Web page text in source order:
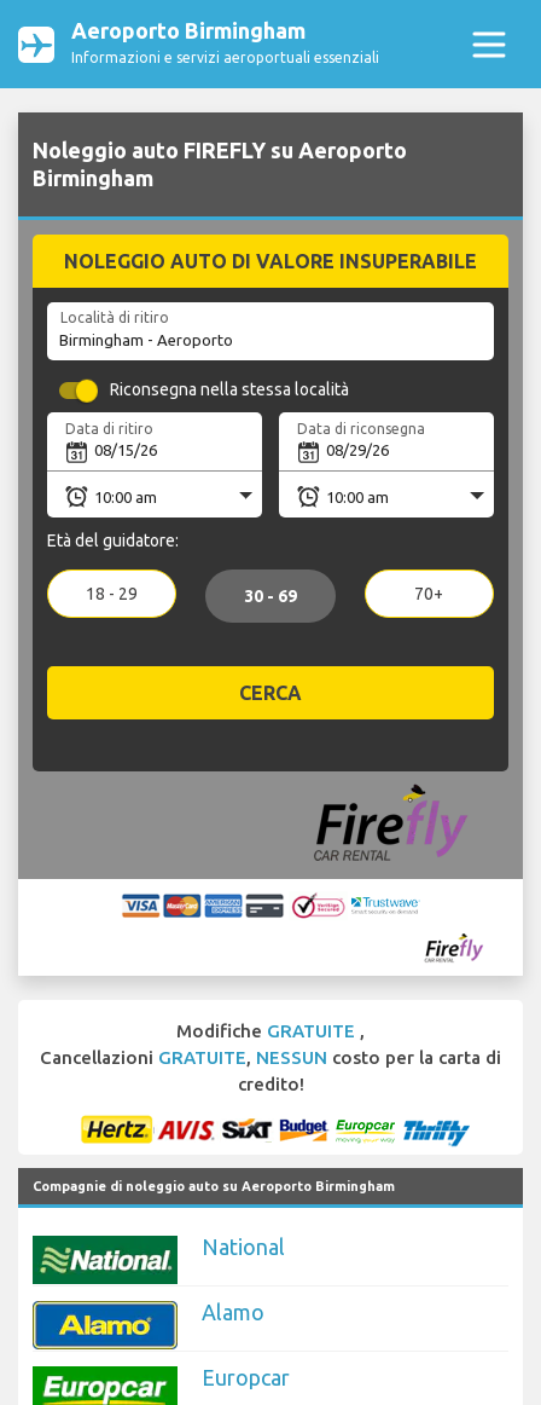
Aeroporto Birmingham
Informazioni e servizi aeroportuali essenziali
Noleggio auto FIREFLY su Aeroporto
Birmingham
NOLEGGIO AUTO DI VALORE INSUPERABILE
Località di ritiro
Riconsegna nella stessa località
Data di ritiro Data di riconsegna
Età del guidatore:
18 - 29 30 - 69 70+
CERCA
Modifiche GRATUITE ,
Cancellazioni GRATUITE, NESSUN costo per la carta di
credito!
Compagnie di noleggio auto su Aeroporto Birmingham
National
Alamo
Europcar